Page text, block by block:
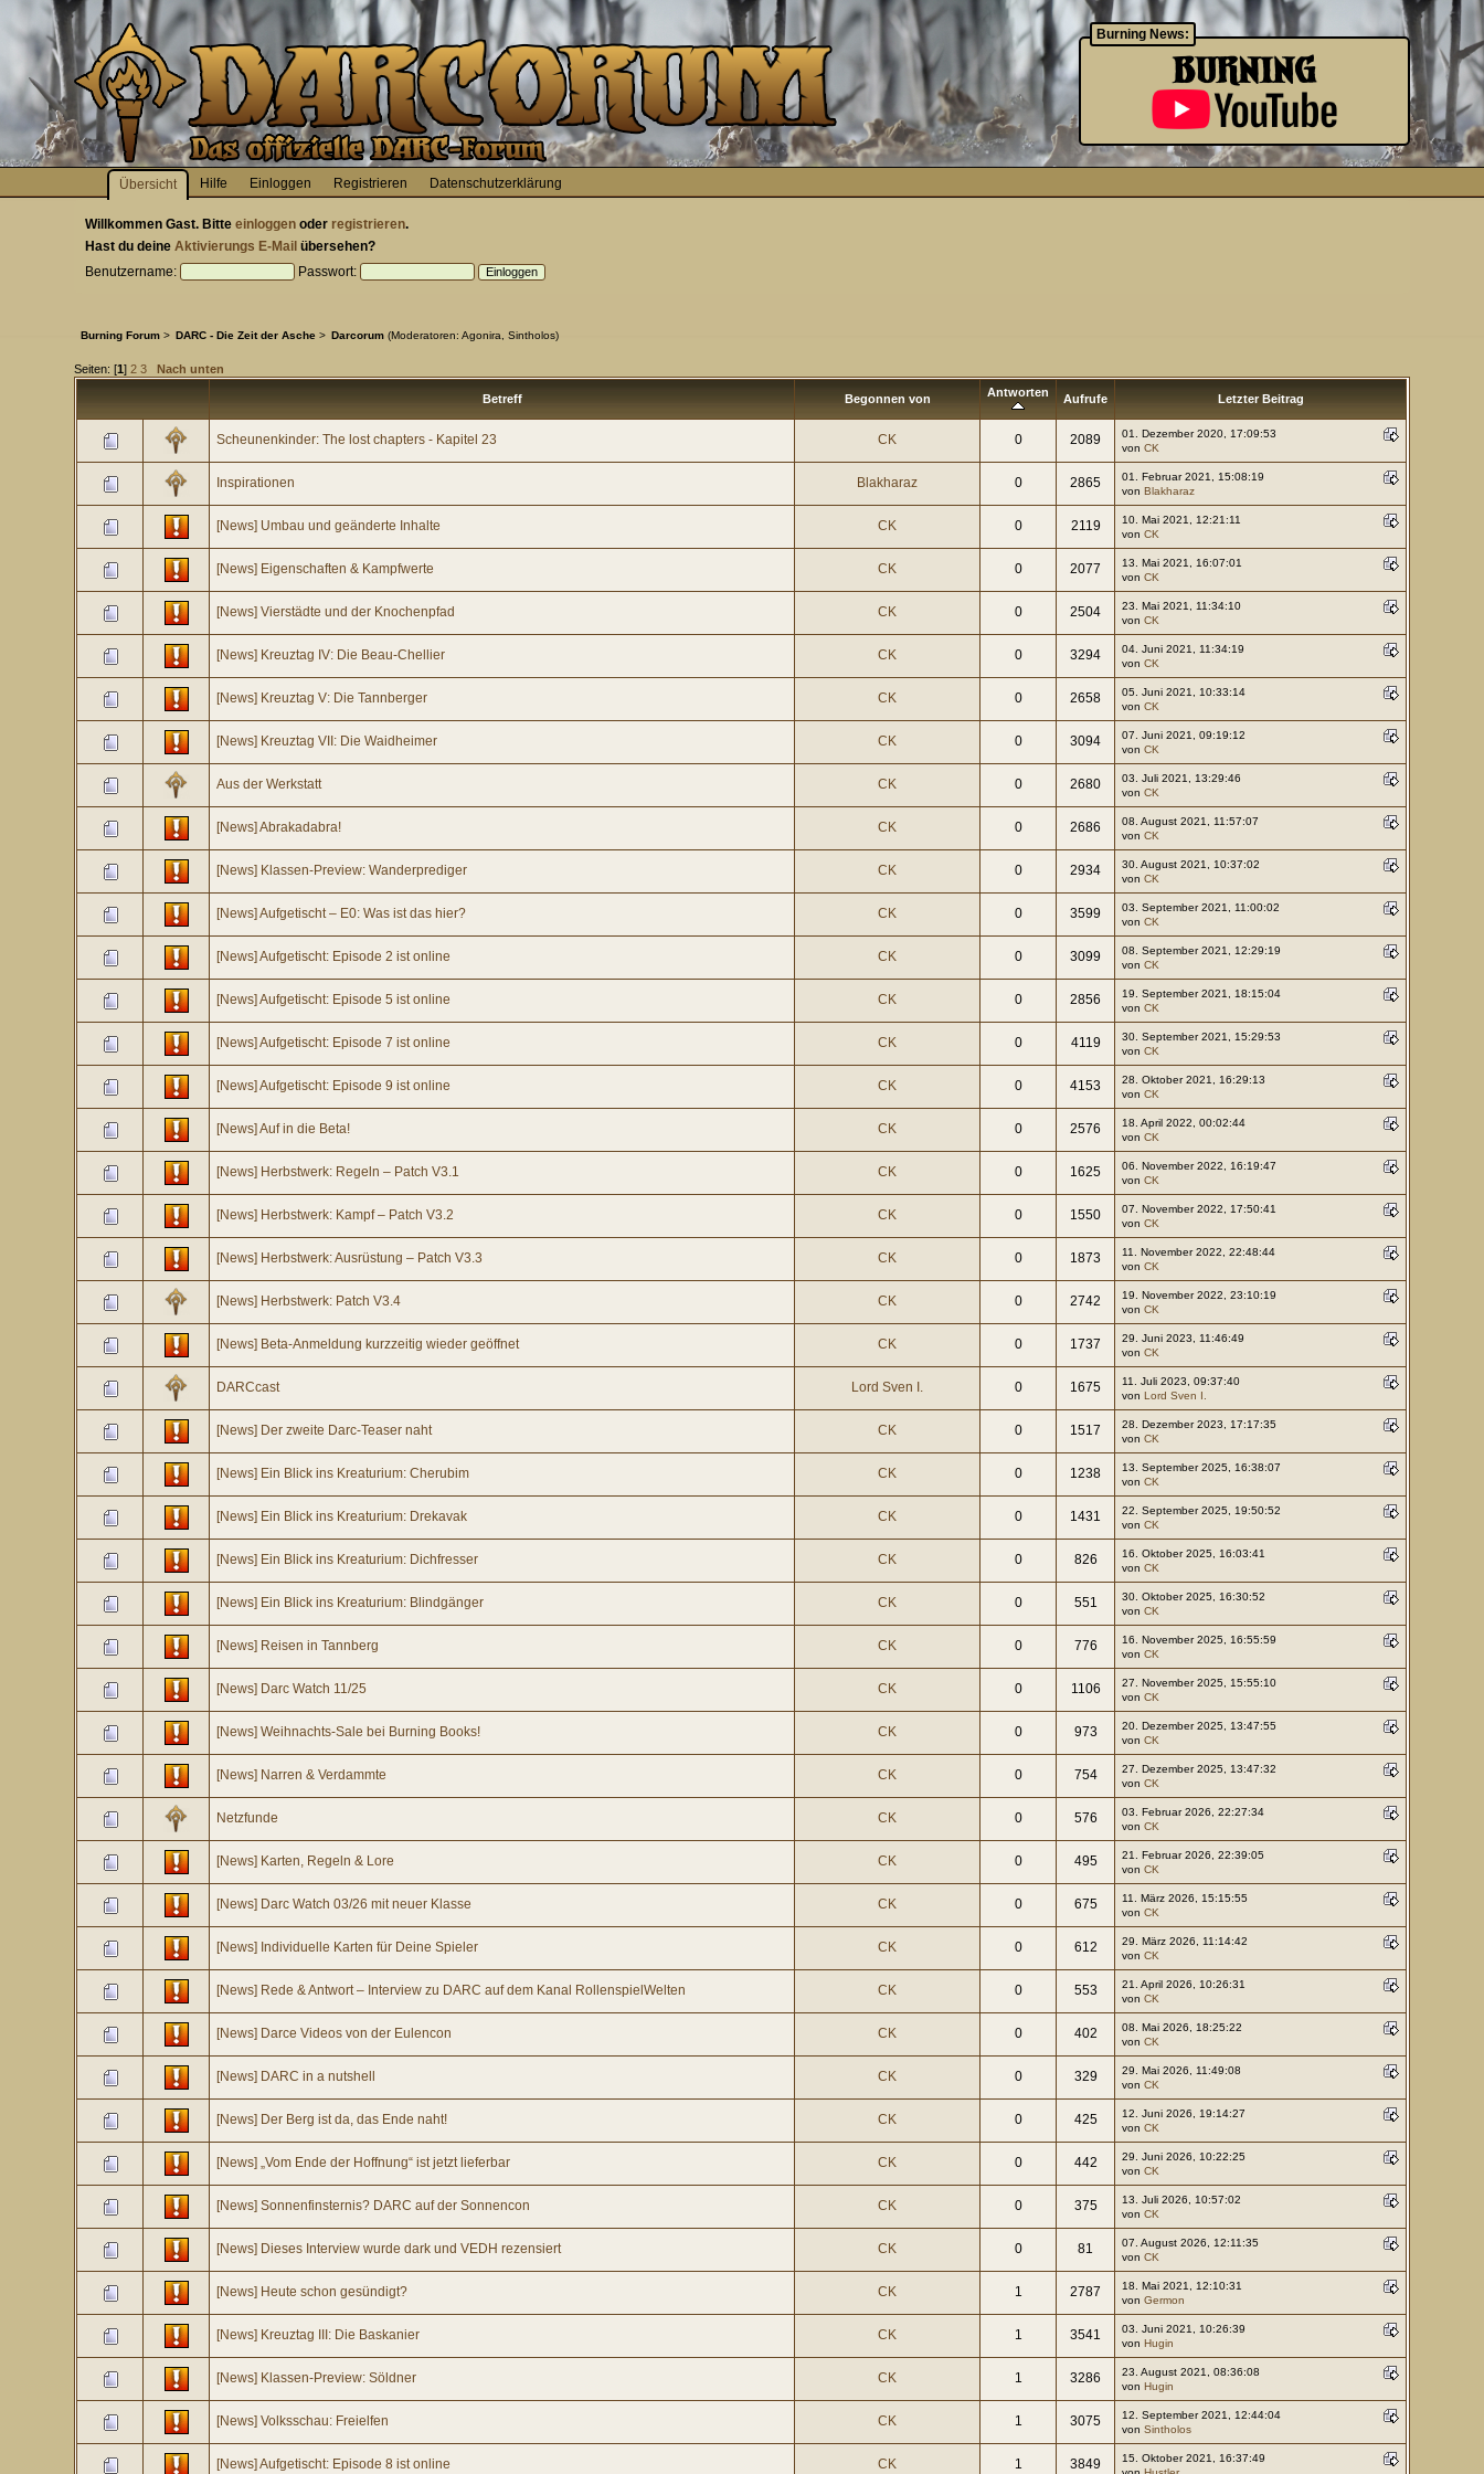
Burning News:
Übersicht Hilfe Einloggen Registrieren Datenschutzerklärung
WillkommenGast. Bitteeinloggen oder registrieren.
Hast du deineAktivierungs E-Mail übersehen?
Benutzername:
Passwort:
Burning Forum > DARC - Die Zeit der Asche > Darcorum (Moderatoren: Agonira, Sintholos)
Seiten: [1]2 3 Nach unten
Betreff Begonnen von Antworten Aufrufe Letzter Beitrag
Scheunenkinder: The lost chapters - Kapitel 23 CK 0 2089
01. Dezember 2020, 17:09:53
vonCK
Inspirationen Blakharaz 0 2865
01. Februar 2021, 15:08:19
von Blakharaz
[News] Umbau und geänderte Inhalte CK 0 2119
10. Mai 2021, 12:21:11
vonCK
[News] Eigenschaften & Kampfwerte CK 0 2077
13. Mai 2021, 16:07:01
vonCK
[News] Vierstädte und der Knochenpfad CK 0 2504
23. Mai 2021, 11:34:10
vonCK
[News] Kreuztag IV: Die Beau-Chellier CK 0 3294
04. Juni 2021, 11:34:19
vonCK
[News] Kreuztag V: Die Tannberger CK 0 2658
05. Juni 2021, 10:33:14
vonCK
[News] Kreuztag VII: Die Waidheimer CK 0 3094
07. Juni 2021, 09:19:12
vonCK
Aus der Werkstatt CK 0 2680
03. Juli 2021, 13:29:46
vonCK
[News] Abrakadabra! CK 0 2686
08. August 2021, 11:57:07
vonCK
[News] Klassen-Preview: Wanderprediger CK 0 2934
30. August 2021, 10:37:02
vonCK
[News] Aufgetischt – E0: Was ist das hier? CK 0 3599
03. September 2021, 11:00:02
vonCK
[News] Aufgetischt: Episode 2 ist online CK 0 3099
08. September 2021, 12:29:19
vonCK
[News] Aufgetischt: Episode 5 ist online CK 0 2856
19. September 2021, 18:15:04
vonCK
[News] Aufgetischt: Episode 7 ist online CK 0 4119
30. September 2021, 15:29:53
vonCK
[News] Aufgetischt: Episode 9 ist online CK 0 4153
28. Oktober 2021, 16:29:13
vonCK
[News] Auf in die Beta! CK 0 2576
18. April 2022, 00:02:44
vonCK
[News] Herbstwerk: Regeln – Patch V3.1 CK 0 1625
06. November 2022, 16:19:47
vonCK
[News] Herbstwerk: Kampf – Patch V3.2 CK 0 1550
07. November 2022, 17:50:41
vonCK
[News] Herbstwerk: Ausrüstung – Patch V3.3 CK 0 1873
11. November 2022, 22:48:44
vonCK
[News] Herbstwerk: Patch V3.4 CK 0 2742
19. November 2022, 23:10:19
vonCK
[News] Beta-Anmeldung kurzzeitig wieder geöffnet CK 0 1737
29. Juni 2023, 11:46:49
vonCK
DARCcast Lord Sven I. 0 1675
11. Juli 2023, 09:37:40
von Lord Sven I.
[News] Der zweite Darc-Teaser naht CK 0 1517
28. Dezember 2023, 17:17:35
vonCK
[News] Ein Blick ins Kreaturium: Cherubim CK 0 1238
13. September 2025, 16:38:07
vonCK
[News] Ein Blick ins Kreaturium: Drekavak CK 0 1431
22. September 2025, 19:50:52
vonCK
[News] Ein Blick ins Kreaturium: Dichfresser CK 0 826
16. Oktober 2025, 16:03:41
vonCK
[News] Ein Blick ins Kreaturium: Blindgänger CK 0 551
30. Oktober 2025, 16:30:52
vonCK
[News] Reisen in Tannberg CK 0 776
16. November 2025, 16:55:59
vonCK
[News] Darc Watch 11/25 CK 0 1106
27. November 2025, 15:55:10
vonCK
[News] Weihnachts-Sale bei Burning Books! CK 0 973
20. Dezember 2025, 13:47:55
vonCK
[News] Narren & Verdammte CK 0 754
27. Dezember 2025, 13:47:32
vonCK
Netzfunde CK 0 576
03. Februar 2026, 22:27:34
vonCK
[News] Karten, Regeln & Lore CK 0 495
21. Februar 2026, 22:39:05
vonCK
[News] Darc Watch 03/26 mit neuer Klasse CK 0 675
11. März 2026, 15:15:55
vonCK
[News] Individuelle Karten für Deine Spieler CK 0 612
29. März 2026, 11:14:42
vonCK
[News] Rede & Antwort – Interview zu DARC auf dem Kanal RollenspielWelten CK 0 553
21. April 2026, 10:26:31
vonCK
[News] Darce Videos von der Eulencon CK 0 402
08. Mai 2026, 18:25:22
vonCK
[News] DARC in a nutshell CK 0 329
29. Mai 2026, 11:49:08
vonCK
[News] Der Berg ist da, das Ende naht! CK 0 425
12. Juni 2026, 19:14:27
vonCK
[News] „Vom Ende der Hoffnung“ ist jetzt lieferbar CK 0 442
29. Juni 2026, 10:22:25
vonCK
[News] Sonnenfinsternis? DARC auf der Sonnencon CK 0 375
13. Juli 2026, 10:57:02
vonCK
[News] Dieses Interview wurde dark und VEDH rezensiert CK 0 81
07. August 2026, 12:11:35
vonCK
[News] Heute schon gesündigt? CK 1 2787
18. Mai 2021, 12:10:31
vonGermon
[News] Kreuztag III: Die Baskanier CK 1 3541
03. Juni 2021, 10:26:39
von Hugin
[News] Klassen-Preview: Söldner CK 1 3286
23. August 2021, 08:36:08
von Hugin
[News] Volksschau: Freielfen CK 1 3075
12. September 2021, 12:44:04
vonSintholos
[News] Aufgetischt: Episode 8 ist online CK 1 3849
15. Oktober 2021, 16:37:49